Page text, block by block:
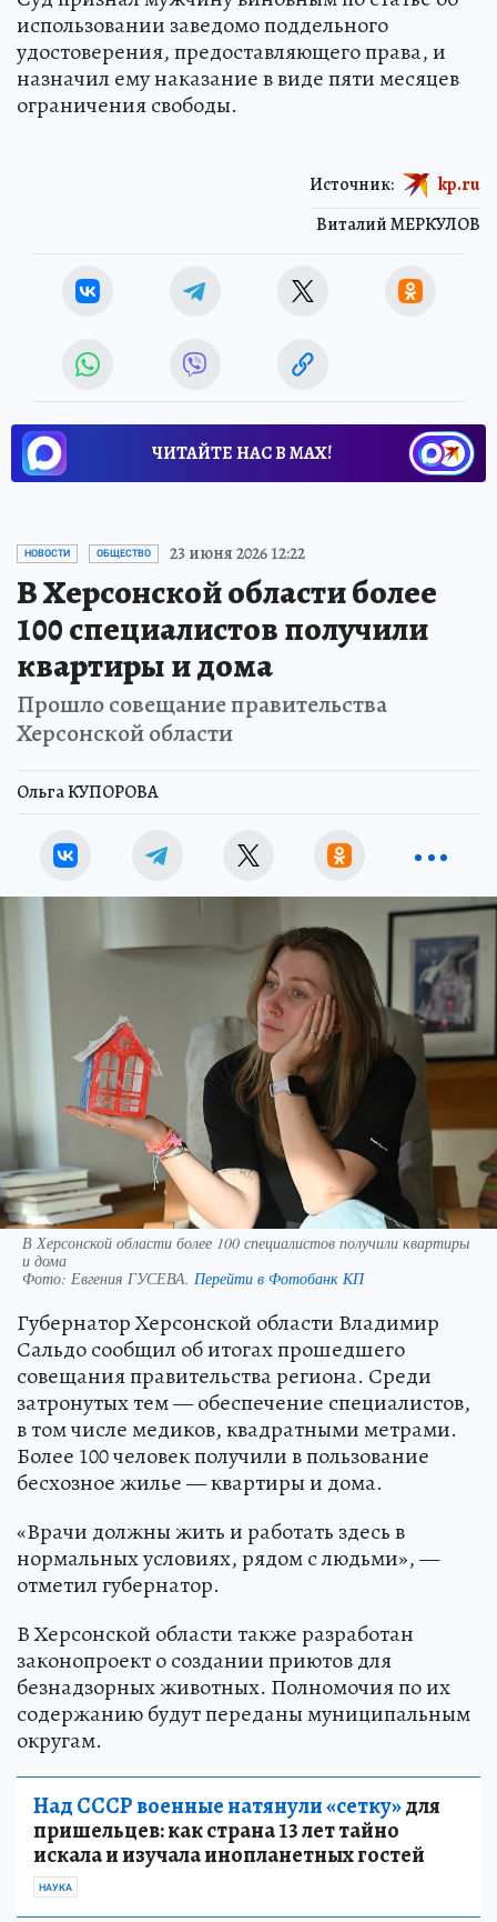
использовании заведомо поддельного
удостоверения, предоставляющего права, и
назначил ему наказание в виде пяти месяцев
ограничения свободы.
Виталий МЕРКУЛОВ
Источник: kp.ru
ЧИТАЙТЕ НАС В МАХ!
НОВОСТИ ОБЩЕСТВО 23 июня 2026 12:22
В Херсонской области более
100 специалистов получили
квартиры и дома
Прошло совещание правительства
Херсонской области
Ольга КУПОРОВА
В Херсонской области более 100 специалистов получили квартиры
и дома
Фото: Евгения ГУСЕВА. Перейти в Фотобанк КП
Губернатор Херсонской области Владимир
Сальдо сообщил об итогах прошедшего
совещания правительства региона. Среди
затронутых тем — обеспечение специалистов,
в том числе медиков, квадратными метрами.
Более 100 человек получили в пользование
бесхозное жилье — квартиры и дома.
«Врачи должны жить и работать здесь в
нормальных условиях, рядом с людьми», —
отметил губернатор.
В Херсонской области также разработан
законопроект о создании приютов для
безнадзорных животных. Полномочия по их
содержанию будут переданы муниципальным
округам.
Над СССР военные натянули «сетку»для
пришельцев: как страна 13 лет тайно
искала и изучала инопланетных гостей
НАУКА